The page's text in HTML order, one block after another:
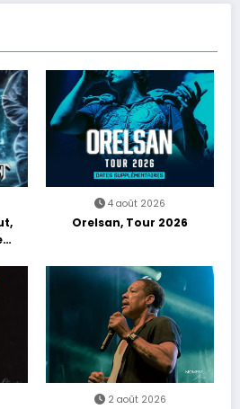
4 août 2026
Orelsan, Tour 2026
2 août 2026